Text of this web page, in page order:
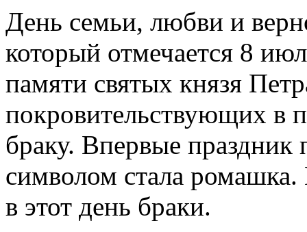
День семьи, любви и
который отмечается 8
памяти святых князя
покровительствующих в
браку. Впервые праздник
символом стала ромашка.
в этот день браки.